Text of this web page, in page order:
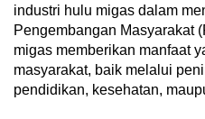
industri hulu migas dalam
Pengembangan Masyarakat
migas memberikan manfaat
masyarakat, baik melalui
pendidikan, kesehatan,